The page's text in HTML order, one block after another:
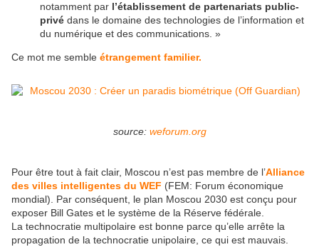
notamment par l’établissement de partenariats public-
privé dans le domaine des technologies de l’information et
du numérique et des communications. »
Ce mot me semble étrangement familier.
source:weforum.org
Pour être tout à fait clair, Moscou n’est pas membre de l’Alliance
des villes intelligentes du WEF (FEM: Forum économique
mondial). Par conséquent, le plan Moscou 2030 est conçu pour
exposer Bill Gates et le système de la Réserve fédérale.
La technocratie multipolaire est bonne parce qu’elle arrête la
propagation de la technocratie unipolaire, ce qui est mauvais.